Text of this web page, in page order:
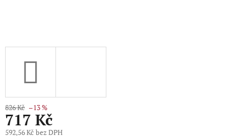
826 Kč –13 %
717 Kč
592,56 Kč bez DPH